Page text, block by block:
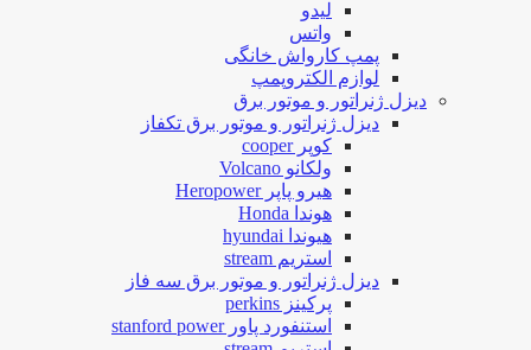
لیدو
واتس
پمپ کارواش خانگی
لوازم الکتروپمپ
دیزل ژنراتور و موتور برق
دیزل ژنراتور و موتور برق تکفاز
کوپر cooper
ولکانو Volcano
هیرو پاپر Heropower
هوندا Honda
هیوندا hyundai
استریم stream
دیزل ژنراتور و موتور برق سه فاز
پرکینز perkins
استنفورد پاور stanford power